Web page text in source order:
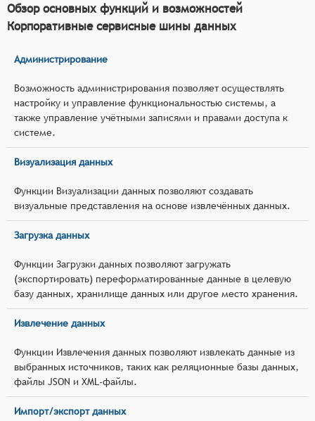
Обзор основных функций и возможностей
Корпоративные сервисные шины данных
Администрирование
Возможность администрирования позволяет осуществлять
настройку и управление функциональностью системы, а
также управление учётными записями и правами доступа к
системе.
Визуализация данных
Функции Визуализации данных позволяют создавать
визуальные представления на основе извлечённых данных.
Загрузка данных
Функции Загрузки данных позволяют загружать
(экспортировать) переформатированные данные в целевую
базу данных, хранилище данных или другое место хранения.
Извлечение данных
Функции Извлечения данных позволяют извлекать данные из
выбранных источников, таких как реляционные базы данных,
файлы JSON и XML-файлы.
Импорт/экспорт данных